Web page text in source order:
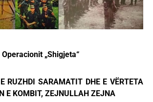
„Shigjeta“
RUZHDI SARAMATIT DHE E VËRTETA
E KOMBIT, ZEJNULLAH ZEJNA